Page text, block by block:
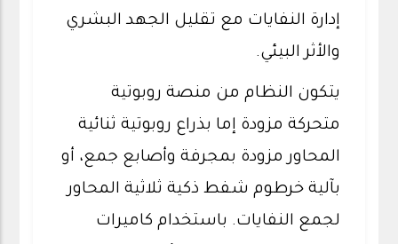
إدارة النفايات مع تقليل الجهد البشري
والأثر البيئي.
يتكون النظام من منصة روبوتية
متحركة مزودة إما بذراع روبوتية ثنائية
المحاور مزودة بمجرفة وأصابع جمع، أو
بآلية خرطوم شفط ذكية ثلاثية المحاور
لجمع النفايات. باستخدام كاميرات